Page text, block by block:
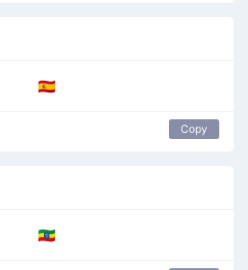
🇪🇸
Copy
🇪🇹